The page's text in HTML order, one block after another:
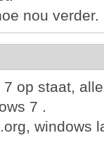
nou verder.
op staat,
7 .
windows